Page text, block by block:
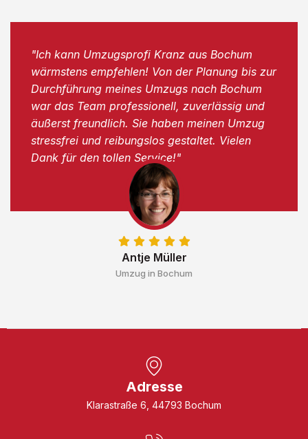
Antje Müller
Umzug in Bochum
"Ich kann Umzugsprofi Kranz aus Bochum
wärmstens empfehlen! Von der Planung bis zur
Durchführung meines Umzugs nach Bochum
war das Team professionell, zuverlässig und
äußerst freundlich. Sie haben meinen Umzug
stressfrei und reibungslos gestaltet. Vielen
Dank für den tollen Service!"
Adresse
Klarastraße 6, 44793 Bochum